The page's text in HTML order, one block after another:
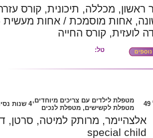
ראשון, מכללה, תיכונית, קורס
אחות מוסמכת / אחות מעשית
לועזית, קורס החייה
טל:
מטפלת לילדים עם צריכים מיוחדים,
מטפלת לקשישים, מטפלת לנכים
4 שנות נסיון
אלצהיימר, מרותק למיטה, סרטן,
special child